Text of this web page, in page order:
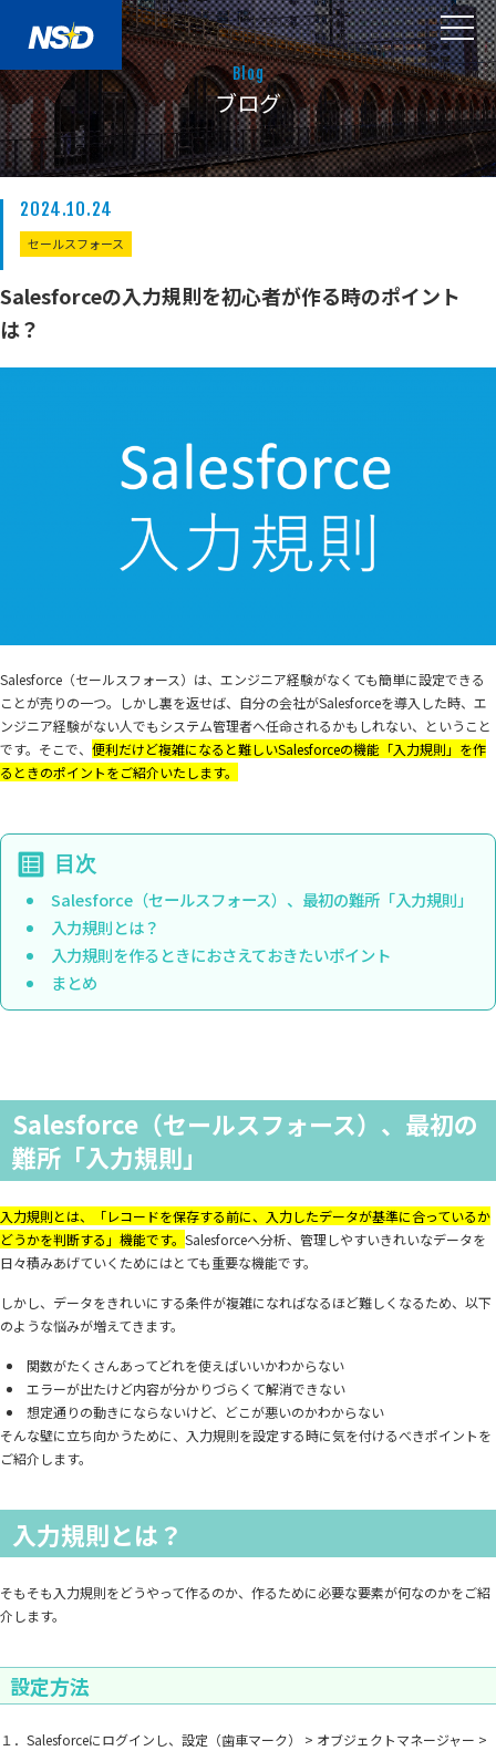
Blog
ブログ
2024.10.24
セールスフォース
Salesforceの入力規則を初心者が作る時のポイント
は？
Salesforce（セールスフォース）は、エンジニア経験がなくても簡単に設定できる
ことが売りの一つ。しかし裏を返せば、自分の会社がSalesforceを導入した時、エ
ンジニア経験がない人でもシステム管理者へ任命されるかもしれない、ということ
です。そこで、 便利だけど複雑になると難しいSalesforceの機能「入力規則」を作
るときのポイントをご紹介いたします。
Salesforce（セールスフォース）、最初の難所「入力規則」
入力規則とは？
入力規則を作るときにおさえておきたいポイント
まとめ
Salesforce（セールスフォース）、最初の
難所「入力規則」
入力規則とは、「レコードを保存する前に、入力したデータが基準に合っているか
どうかを判断する」機能です。 Salesforceへ分析、管理しやすいきれいなデータを
日々積みあげていくためにはとても重要な機能です。
しかし、データをきれいにする条件が複雑になればなるほど難しくなるため、以下
のような悩みが増えてきます。
関数がたくさんあってどれを使えばいいかわからない
エラーが出たけど内容が分かりづらくて解消できない
想定通りの動きにならないけど、どこが悪いのかわからない
そんな壁に立ち向かうために、入力規則を設定する時に気を付けるべきポイントを
ご紹介します。
入力規則とは？
そもそも入力規則をどうやって作るのか、作るために必要な要素が何なのかをご紹
介します。
設定方法
１．Salesforceにログインし、設定（歯車マーク） > オブジェクトマネージャー >